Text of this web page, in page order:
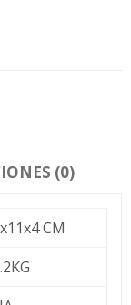
(0)
CM